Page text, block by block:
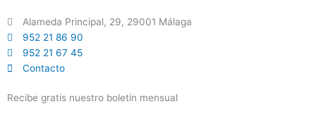
Alameda Principal, 29, 29001 Málaga
952 21 86 90
952 21 67 45
Contacto
Recibe gratis nuestro boletín mensual